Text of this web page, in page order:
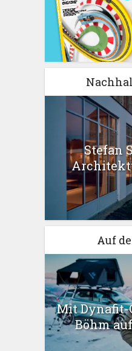
Stefan
Auf
Mit Dynafit-
Böhm